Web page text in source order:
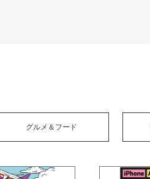
グルメ＆フード